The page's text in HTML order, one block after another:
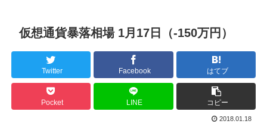
仮想通貨暴落相場 1月17日（-150万円）
Twitter Facebook はてブ
Pocket LINE コピー
2018.01.18